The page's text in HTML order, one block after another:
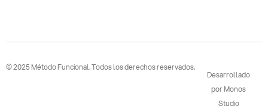
© 2025 Método Funcional. Todos los derechos reservados.
Desarrollado
por Monos
Studio